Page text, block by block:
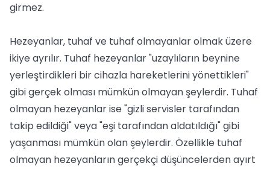
girmez.
Hezeyanlar, tuhaf ve tuhaf olmayanlar olmak üzere
ikiye ayrılır. Tuhaf hezeyanlar "uzaylıların beynine
yerleştirdikleri bir cihazla hareketlerini yönettikleri"
gibi gerçek olması mümkün olmayan şeylerdir. Tuhaf
olmayan hezeyanlar ise "gizli servisler tarafından
takip edildiği" veya "eşi tarafından aldatıldığı" gibi
yaşanması mümkün olan şeylerdir. Özellikle tuhaf
olmayan hezeyanların gerçekçi düşüncelerden ayırt